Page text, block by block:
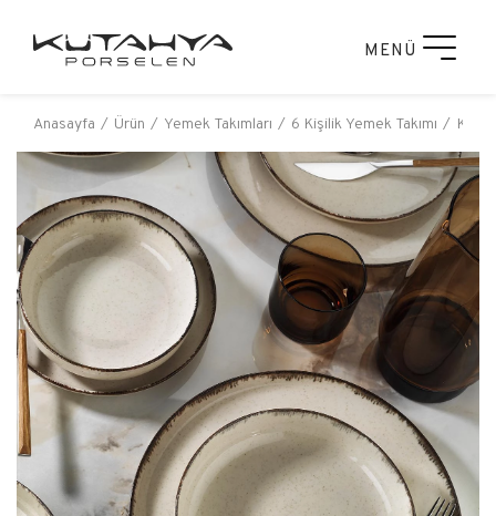
MENÜ
Anasayfa Ürün Yemek Takımları 6 Kişilik Yemek Takımı